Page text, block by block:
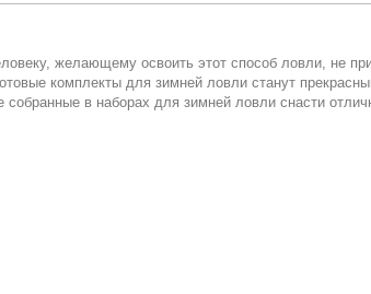
желающему освоить этот способ ловли, не
комплекты для зимней ловли станут
в наборах для зимней ловли снасти